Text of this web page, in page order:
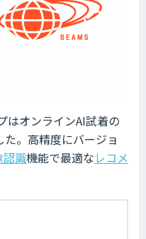
はオンラインAI試着の
た。高精度にバージョ
認識機能で最適なレコメ